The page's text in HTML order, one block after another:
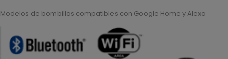
Modelos de bombillas compatibles con Google Home y Alexa